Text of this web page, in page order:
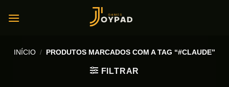
INÍCIO / PRODUTOS MARCADOS COM A TAG “#CLAUDE”
FILTRAR